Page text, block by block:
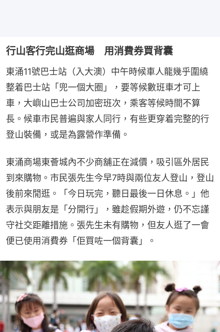
行山客行完山逛商場 用消費券買背囊
東涌11號巴士站（入大澳）中午時候車人龍幾乎圍繞
整着巴士站「兜一個大圈」，要等候數班車才可上
車，大嶼山巴士公司加密班次，乘客等候時間不算
長。候車市民普遍與家人同行，有些更穿着完整的行
登山裝備，或是為露營作準備。
東涌商場東薈城內不少商舖正在減價，吸引區外居民
到來購物。市民張先生今早7時與兩位友人登山，登山
後前來閒逛。「今日玩完，聽日最後一日休息。」他
表示與朋友是「分開行」，雖趁假期外遊，仍不忘謹
守社交距離措施。張先生未有購物，但友人逛了一會
便已使用消費券「佢買咗一個背囊」。